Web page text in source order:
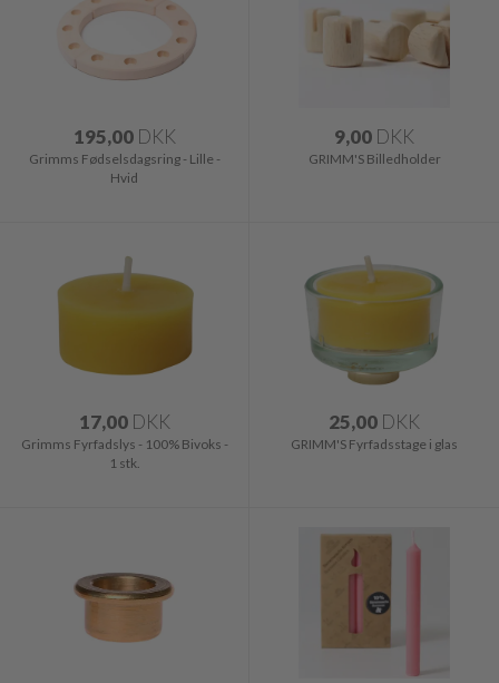
195,00 DKK
Grimms Fødselsdagsring - Lille -
Hvid
9,00 DKK
GRIMM'S Billedholder
17,00 DKK
Grimms Fyrfadslys - 100% Bivoks -
1 stk.
25,00 DKK
GRIMM'S Fyrfadsstage i glas